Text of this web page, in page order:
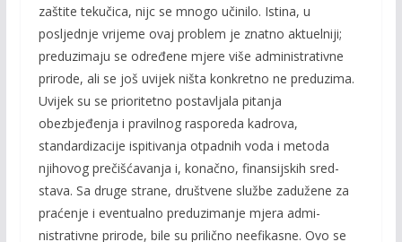
zaštite tekučica, nijc se mnogo učinilo. Istina, u
posljednje vrijeme ovaj problem je znatno aktuelniji;
preduzimaju se određene mjere više admi­nistrativne
prirode, ali se još uvijek ništa konkretno ne preduzima.
Uvijek su se prioritetno postavljala pitanja
obezbjeđenja i pravilnog rasporeda kadrova,
standardizacije ispitivanja otpadnih voda i metoda
njihovog prečišćavanja i, konačno, finansijskih sred­
stava. Sa druge strane, društvene službe zadužene za
praćenje i eventualno preduzimanje mjera admi­
nistrativne prirode, bile su prilično neefikasne. Ovo se